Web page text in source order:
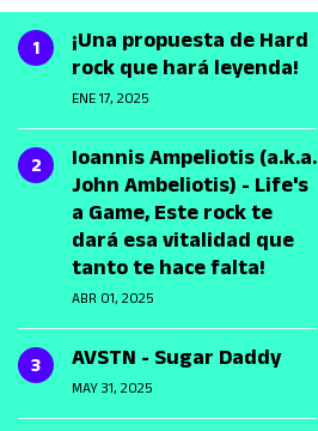
¡Una propuesta de Hard
rock que hará leyenda!
ENE 17, 2025
Ioannis Ampeliotis (a.k.a.
John Ambeliotis) - Life's
a Game, Este rock te
dará esa vitalidad que
tanto te hace falta!
ABR 01, 2025
AVSTN - Sugar Daddy
MAY 31, 2025